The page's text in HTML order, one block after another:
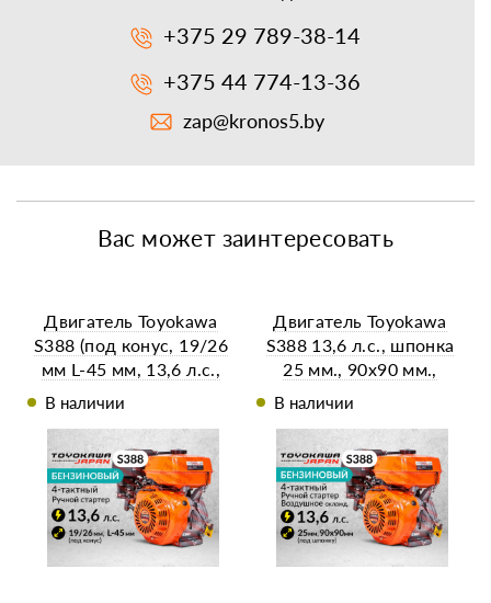
+375 29 789-38-14
+375 44 774-13-36
zap@kronos5.by
Вас может заинтересовать
Двигатель Toyokawa
S388 (под конус, 19/26
мм L-45 мм, 13,6 л.с.,
В наличии
Двигатель Toyokawa
S388 13,6 л.с., шпонка
25 мм., 90х90 мм.,
389см3 бензиновый без
В наличии